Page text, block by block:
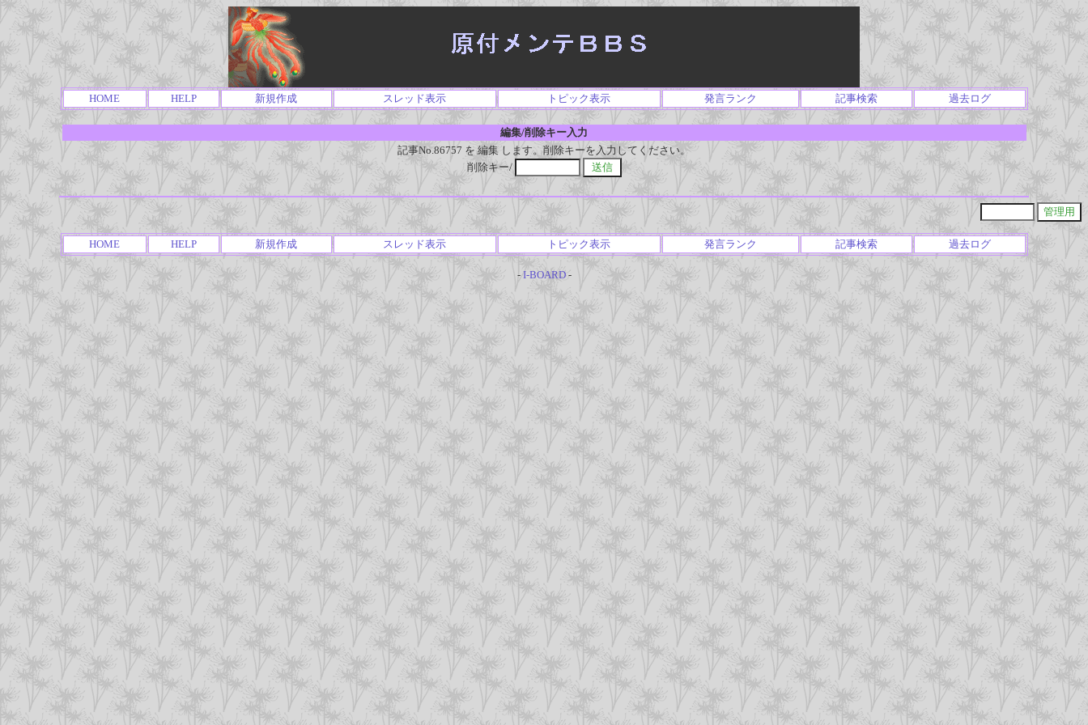
HOME HELP 新規作成 スレッド表示 トピック表示 発言ランク 記事検索 過去ログ
編集/削除キー入力
記事No.86757 を 編集 します。削除キーを入力してください。
削除キー/
HOME HELP 新規作成 スレッド表示 トピック表示 発言ランク 記事検索 過去ログ
- I-BOARD-